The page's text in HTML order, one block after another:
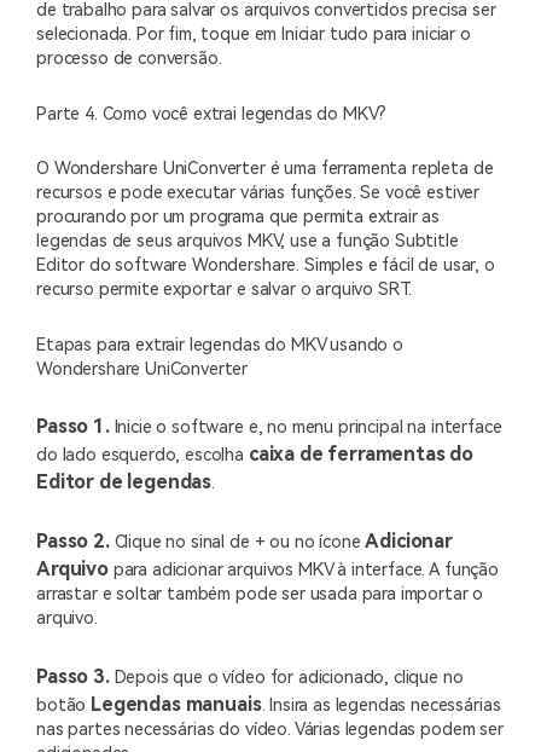
de trabalho para salvar os arquivos convertidos precisa ser
selecionada. Por fim, toque em Iniciar tudo para iniciar o
processo de conversão.
Parte 4. Como você extrai legendas do MKV?
O Wondershare UniConverter é uma ferramenta repleta de
recursos e pode executar várias funções. Se você estiver
procurando por um programa que permita extrair as
legendas de seus arquivos MKV, use a função Subtitle
Editor do software Wondershare. Simples e fácil de usar, o
recurso permite exportar e salvar o arquivo SRT.
Etapas para extrair legendas do MKV usando o
Wondershare UniConverter
Passo 1. Inicie o software e, no menu principal na interface
do lado esquerdo, escolha caixa de ferramentas do
Editor de legendas.
Passo 2. Clique no sinal de + ou no ícone Adicionar
Arquivo para adicionar arquivos MKV à interface. A função
arrastar e soltar também pode ser usada para importar o
arquivo.
Passo 3. Depois que o vídeo for adicionado, clique no
botão Legendas manuais. Insira as legendas necessárias
nas partes necessárias do vídeo. Várias legendas podem ser